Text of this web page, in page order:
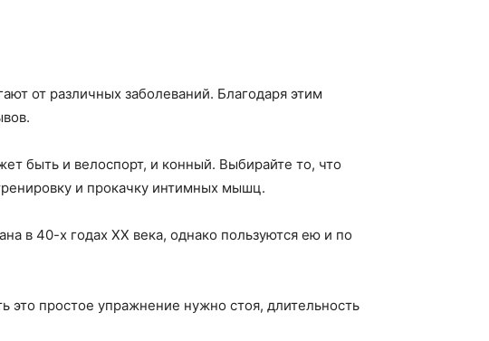
от различных заболеваний. Благодаря этим
быть и велоспорт, и конный. Выбирайте то, что
и прокачку интимных мышц.
в 40-х годах ХХ века, однако пользуются ею и по
простое упражнение нужно стоя, длительность